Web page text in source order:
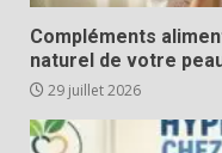
Compléments
naturel de votre
29 juillet 2026